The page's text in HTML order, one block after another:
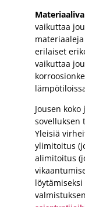
vaikuttaa
erilaiset
vaikuttaa
Jousen
sovelluksen
Yleisiä
ylimitoitus
alimitoitus